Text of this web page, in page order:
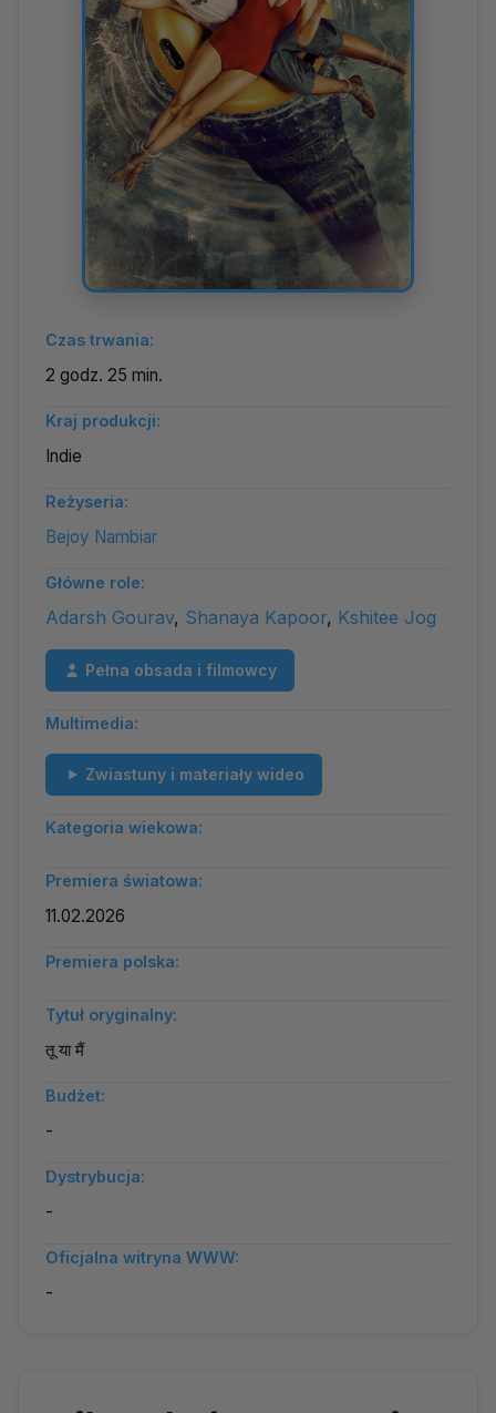
Czas trwania:
2 godz. 25 min.
Kraj produkcji:
Indie
Reżyseria:
Bejoy Nambiar
Główne role:
Adarsh Gourav, Shanaya Kapoor, Kshitee Jog
Pełna obsada i filmowcy
Multimedia:
Zwiastuny i materiały wideo
Kategoria wiekowa:
Premiera światowa:
11.02.2026
Premiera polska:
Tytuł oryginalny:
तू या मैं
Budżet:
-
Dystrybucja:
-
Oficjalna witryna WWW:
-